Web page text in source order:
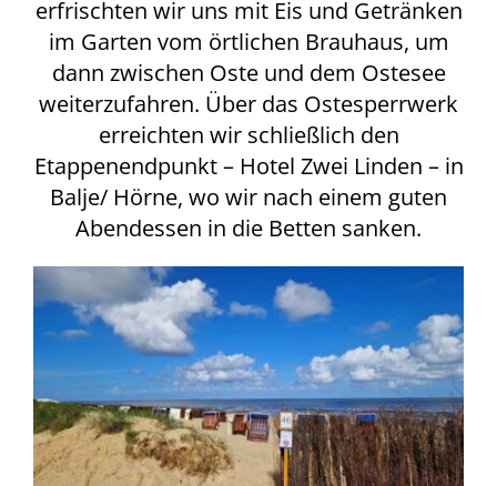
erfrischten wir uns mit Eis und Getränken
im Garten vom örtlichen Brauhaus, um
dann zwischen Oste und dem Ostesee
weiterzufahren. Über das Ostesperrwerk
erreichten wir schließlich den
Etappenendpunkt – Hotel Zwei Linden – in
Balje/ Hörne, wo wir nach einem guten
Abendessen in die Betten sanken.